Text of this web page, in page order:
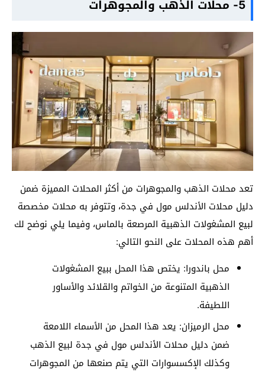
5- محلات الذهب والمجوهرات
تعد محلات الذهب والمجوهرات من أكثر المحلات المميزة ضمن
دليل محلات الأندلس مول في جدة، وتتوفر به محلات مخصصة
لبيع المشغولات الذهبية المرصعة بالماس، وفيما يلي نوضح لك
أهم هذه المحلات على النحو التالي:
محل باندورا: يختص هذا المحل ببيع المشغولات
الذهبية المتنوعة من الخواتم والقلائد والأساور
اللطيفة.
محل الرميزان: يعد هذا المحل من الأسماء اللامعة
ضمن دليل محلات الأندلس مول في جدة لبيع الذهب
وكذلك الإكسسوارات التي يتم صنعها من المجوهرات